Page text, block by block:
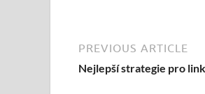
PREVIOUS ARTICLE
Nejlepší strategie pro